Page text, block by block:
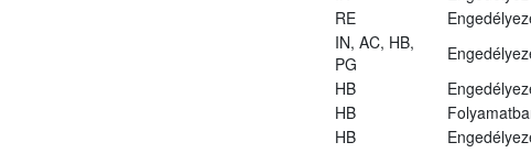
RE
IN, AC, HB,
PG
HB
HB
HB